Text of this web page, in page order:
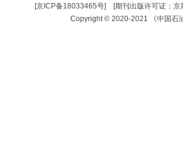
[京ICP备18033465号] [期刊出版许可证：
Copyright © 2020-2021 《中国石